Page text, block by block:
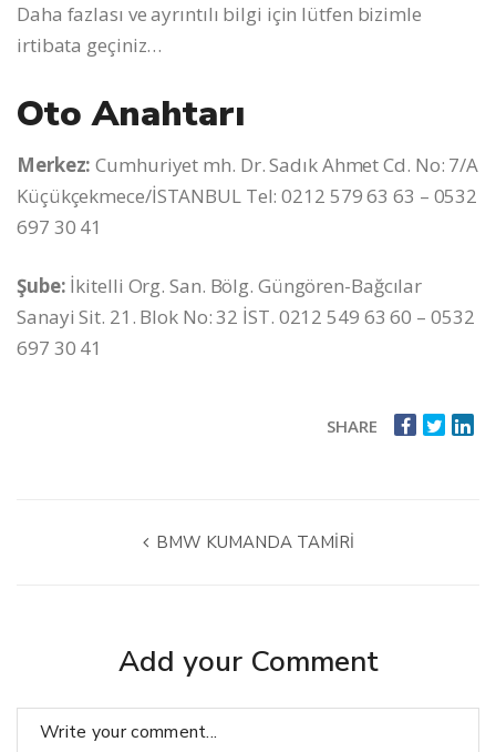
Daha fazlası ve ayrıntılı bilgi için lütfen bizimle
irtibata geçiniz…
Oto Anahtarı
Merkez: Cumhuriyet mh. Dr. Sadık Ahmet Cd. No: 7/A
Küçükçekmece/İSTANBUL Tel: 0212 579 63 63 – 0532
697 30 41
Şube: İkitelli Org. San. Bölg. Güngören-Bağcılar
Sanayi Sit. 21. Blok No: 32 İST. 0212 549 63 60 – 0532
697 30 41
SHARE
BMW KUMANDA TAMİRİ
Add your Comment